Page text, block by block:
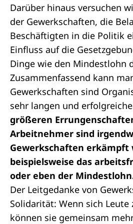
Darüber hinaus versuchen
der Gewerkschaften, die
Beschäftigten in die Politik
Einfluss auf die
Dinge wie den Mindestlohn
Zusammenfassend kann
Gewerkschaften sind
sehr langen und
größeren
Arbeitnehmer sind
Gewerkschaften erkämpft
beispielsweise das
oder eben der
Der Leitgedanke von
Solidarität: Wenn sich Leute
können sie gemeinsam